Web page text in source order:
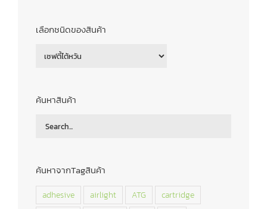
เลือกชนิดของสินค้า
ค้นหาสินค้า
ค้นหาจากTagสินค้า
adhesive airlight ATG
cartridge